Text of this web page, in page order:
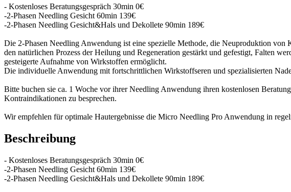
- Kostenloses Beratungsgespräch 30min 0€
-2-Phasen Needling Gesicht 60min 139€
-2-Phasen Needling Gesicht&Hals und Dekollete 90min 189€
Die 2-Phasen Needling Anwendung ist eine spezielle Methode, die Neuproduktion
den natürlichen Prozess der Heilung und Regeneration gestärkt und gefestigt, Falten
gesteigerte Aufnahme von Wirkstoffen ermöglicht.
Die individuelle Anwendung mit fortschrittlichen Wirkstoffseren und spezialisierten
Bitte buchen sie ca. 1 Woche vor ihrer Needling Anwendung ihren kostenlosen
Kontraindikationen zu besprechen.
Wir empfehlen für optimale Hautergebnisse die Micro Needling Pro Anwendung in
Beschreibung
- Kostenloses Beratungsgespräch 30min 0€
-2-Phasen Needling Gesicht 60min 139€
-2-Phasen Needling Gesicht&Hals und Dekollete 90min 189€